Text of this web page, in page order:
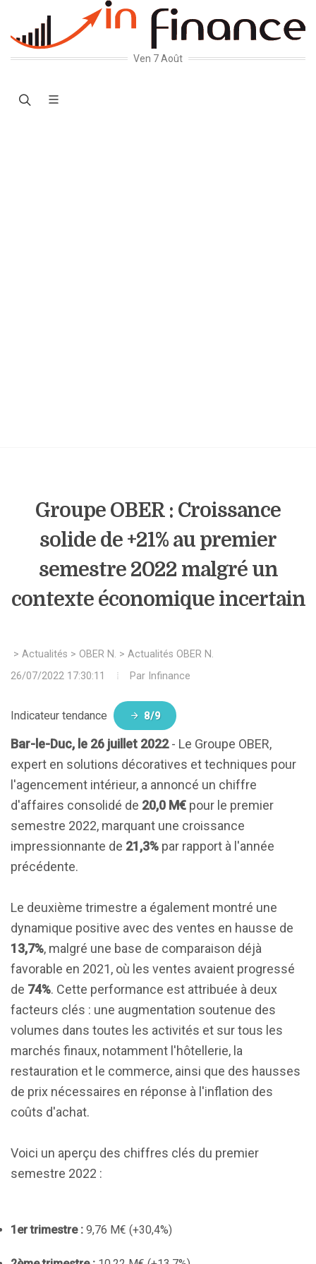
Ven 7 Août
Groupe OBER : Croissance
solide de +21% au premier
semestre 2022 malgré un
contexte économique incertain
> Actualités > OBER N. > Actualités OBER N.
26/07/2022 17:30:11
Par Infinance
Indicateur tendance 8/9
Bar-le-Duc, le 26 juillet 2022- Le Groupe OBER,
expert en solutions décoratives et techniques pour
l'agencement intérieur, a annoncé un chiffre
d'affaires consolidé de 20,0 M€ pour le premier
semestre 2022, marquant une croissance
impressionnante de 21,3% par rapport à l'année
précédente.
Le deuxième trimestre a également montré une
dynamique positive avec des ventes en hausse de
13,7%, malgré une base de comparaison déjà
favorable en 2021, où les ventes avaient progressé
de 74%. Cette performance est attribuée à deux
facteurs clés : une augmentation soutenue des
volumes dans toutes les activités et sur tous les
marchés finaux, notamment l'hôtellerie, la
restauration et le commerce, ainsi que des hausses
de prix nécessaires en réponse à l'inflation des
coûts d'achat.
Voici un aperçu des chiffres clés du premier
semestre 2022 :
1er trimestre : 9,76 M€ (+30,4%)